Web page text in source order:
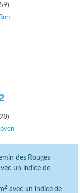
Bon
2
des Rouges
un indice de
2 avec un indice de